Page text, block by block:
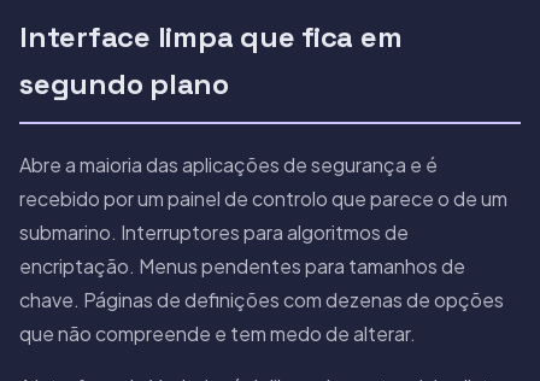
Interface limpa que fica em
segundo plano
Abre a maioria das aplicações de segurança e é
recebido por um painel de controlo que parece o de um
submarino. Interruptores para algoritmos de
encriptação. Menus pendentes para tamanhos de
chave. Páginas de definições com dezenas de opções
que não compreende e tem medo de alterar.